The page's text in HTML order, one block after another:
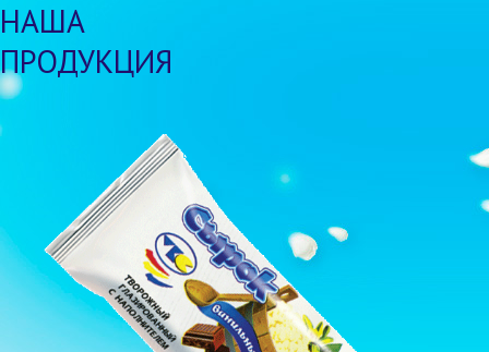
НАША
ПРОДУКЦИЯ